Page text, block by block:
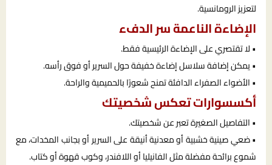
لتعزيز الرومانسية.
الإضاءة الناعمة سر الدفء
• لا تقتصري على الإضاءة الرئيسية فقط.
• يمكن إضافة سلاسل إضاءة خفيفة حول السرير أو فوق رأسه.
• الأضواء الصفراء الدافئة تمنح شعورًا بالحميمية والراحة.
أكسسوارات تعكس شخصيتك
• التفاصيل الصغيرة تعبر عن شخصيتك.
• ضعي صينية خشبية أو معدنية أنيقة على السرير أو بجانب المخدات، مع
شموع برائحة مفضلة مثل الفانيليا أو اللافندر، وكوب قهوة أو كتاب.